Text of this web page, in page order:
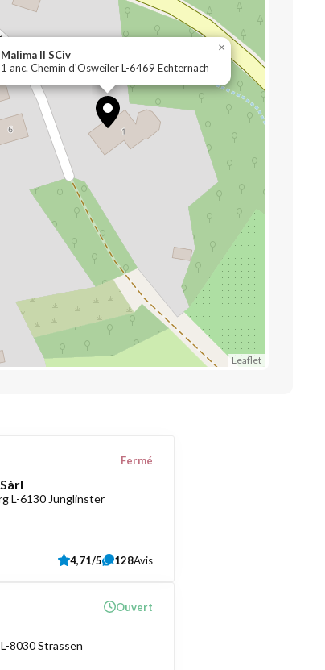
Malima II SCiv
1 anc. Chemin d'Osweiler L-6469 Echternach
×
Leaflet
L-6130 Junglinster
Fermé
4,71/5 128Avis
8030 Strassen
Ouvert